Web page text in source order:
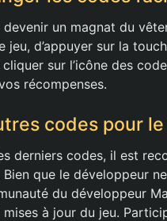
un magnat du
jeu, d’appuyer sur la
sur l’icône des
récompenses.
codes pour
derniers codes, il est
que le développeur
du développeur
à jour du jeu.